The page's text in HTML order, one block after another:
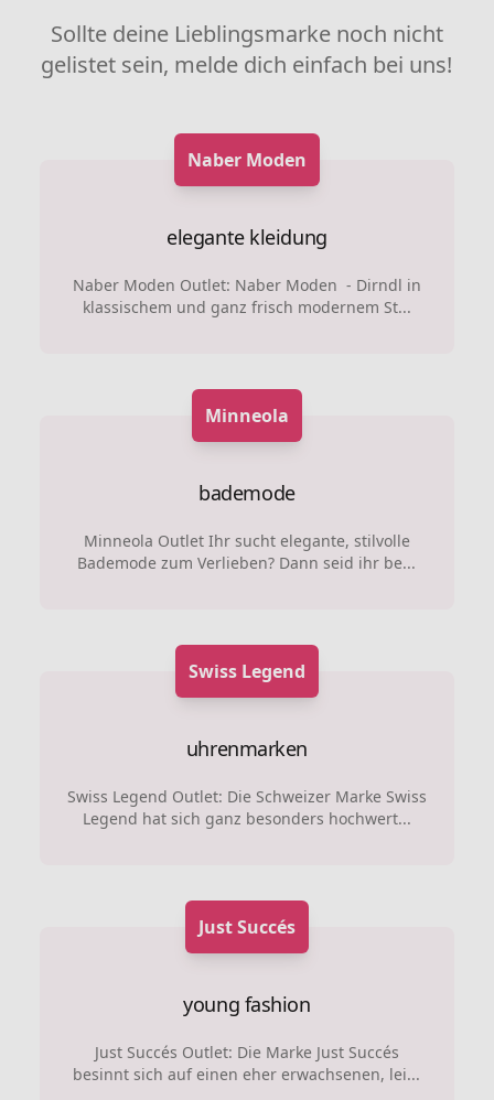
Sollte deine Lieblingsmarke noch nicht
gelistet sein, melde dich einfach bei uns!
Naber Moden
elegante kleidung
Naber Moden Outlet: Naber Moden - Dirndl in
klassischem und ganz frisch modernem St...
Minneola
bademode
Minneola Outlet Ihr sucht elegante, stilvolle
Bademode zum Verlieben? Dann seid ihr be...
Swiss Legend
uhrenmarken
Swiss Legend Outlet: Die Schweizer Marke Swiss
Legend hat sich ganz besonders hochwert...
Just Succés
young fashion
Just Succés Outlet: Die Marke Just Succés
besinnt sich auf einen eher erwachsenen, lei...